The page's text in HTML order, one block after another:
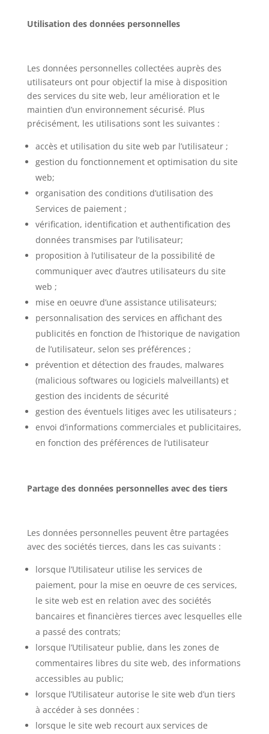
Utilisation des données personnelles
Les données personnelles collectées auprès des
utilisateurs ont pour objectif la mise à disposition
des services du site web, leur amélioration et le
maintien d’un environnement sécurisé. Plus
précisément, les utilisations sont les suivantes :
accès et utilisation du site web par l’utilisateur ;
gestion du fonctionnement et optimisation du site
web;
organisation des conditions d’utilisation des
Services de paiement ;
vérification, identification et authentification des
données transmises par l’utilisateur;
proposition à l’utilisateur de la possibilité de
communiquer avec d’autres utilisateurs du site
web ;
mise en oeuvre d’une assistance utilisateurs;
personnalisation des services en affichant des
publicités en fonction de l’historique de navigation
de l’utilisateur, selon ses préférences ;
prévention et détection des fraudes, malwares
(malicious softwares ou logiciels malveillants) et
gestion des incidents de sécurité
gestion des éventuels litiges avec les utilisateurs ;
envoi d’informations commerciales et publicitaires,
en fonction des préférences de l’utilisateur
Partage des données personnelles avec des tiers
Les données personnelles peuvent être partagées
avec des sociétés tierces, dans les cas suivants :
lorsque l’Utilisateur utilise les services de
paiement, pour la mise en oeuvre de ces services,
le site web est en relation avec des sociétés
bancaires et financières tierces avec lesquelles elle
a passé des contrats;
lorsque l’Utilisateur publie, dans les zones de
commentaires libres du site web, des informations
accessibles au public;
lorsque l’Utilisateur autorise le site web d’un tiers
à accéder à ses données :
lorsque le site web recourt aux services de